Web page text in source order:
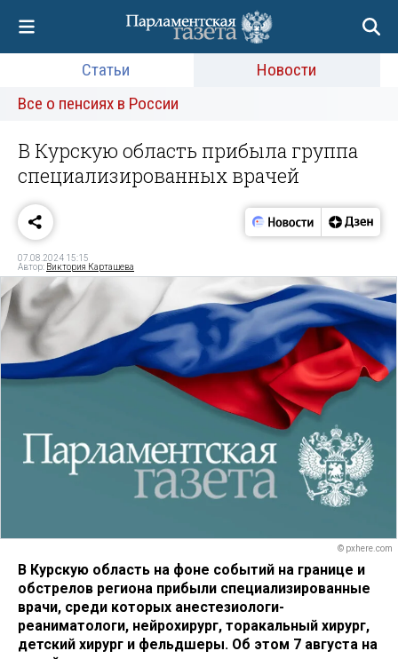
Статьи
Новости
Все о пенсиях в России
В Курскую область прибыла группа
специализированных врачей
07.08.2024 15:15
Автор: Виктория Карташева
© pxhere.com
В Курскую область на фоне событий на границе и
обстрелов региона прибыли специализированные
врачи, среди которых анестезиологи-
реаниматологи, нейрохирург, торакальный хирург,
детский хирург и фельдшеры. Об этом 7 августа на